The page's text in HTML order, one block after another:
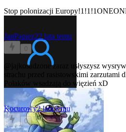
Stop polonizacji
JanPapiez22 lata temu
0
@jajkosadzone zaraz usłyszysz
strachu przed rasistowskimi zarzutami
Polaków wsadzają do więzień xD
Kocurowy2 lata temu
0